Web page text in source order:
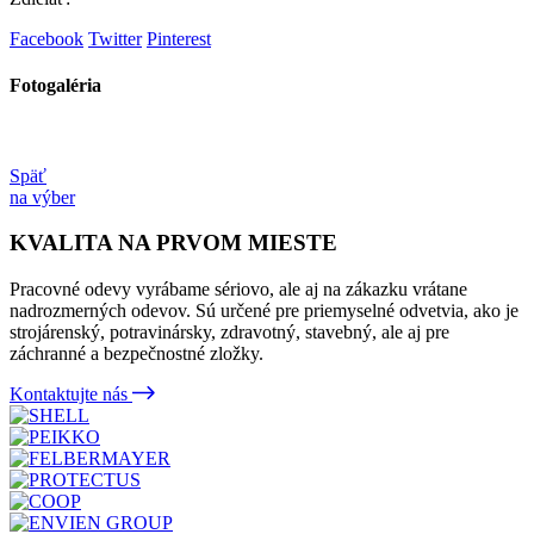
Facebook Twitter Pinterest
Fotogaléria
Späť
na výber
KVALITA NA PRVOM MIESTE
Pracovné odevy vyrábame sériovo, ale aj na zákazku vrátane
nadrozmerných odevov. Sú určené pre priemyselné odvetvia, ako je
strojárenský, potravinársky, zdravotný, stavebný, ale aj pre
záchranné a bezpečnostné zložky.
Kontaktujte nás